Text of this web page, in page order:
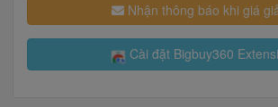
Nhận thông báo khi giá
Cài đặt Bigbuy360